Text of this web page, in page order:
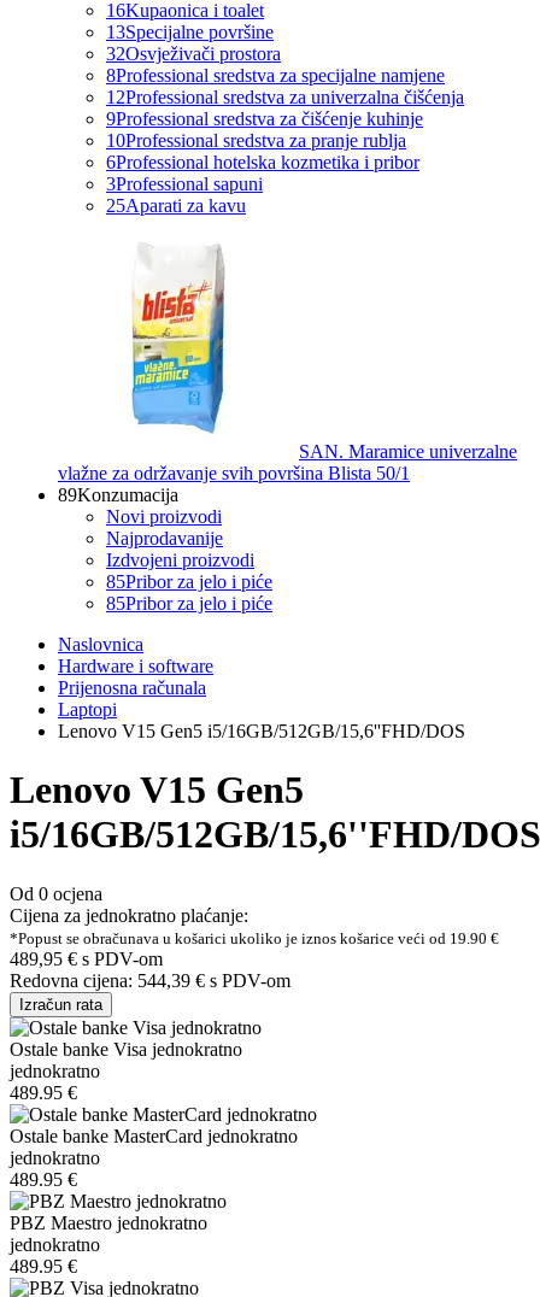
16Kupaonica i toalet
13Specijalne površine
32Osvježivači prostora
8Professional sredstva za specijalne namjene
12Professional sredstva za univerzalna čišćenja
9Professional sredstva za čišćenje kuhinje
10Professional sredstva za pranje rublja
6Professional hotelska kozmetika i pribor
3Professional sapuni
25Aparati za kavu
SAN. Maramice univerzalne
vlažne za održavanje svih površina Blista 50/1
89Konzumacija
Novi proizvodi
Najprodavanije
Izdvojeni proizvodi
85Pribor za jelo i piće
85Pribor za jelo i piće
Naslovnica
Hardware i software
Prijenosna računala
Laptopi
Lenovo V15 Gen5 i5/16GB/512GB/15,6''FHD/DOS
Lenovo V15 Gen5
i5/16GB/512GB/15,6''FHD/DOS
Od 0 ocjena
Cijena za jednokratno plaćanje:
*Popust se obračunava u košarici ukoliko je iznos košarice veći od 19.90 €
489,95 € s PDV-om
Redovna cijena: 544,39 € s PDV-om
Izračun rata
Ostale banke Visa jednokratno
jednokratno
489.95 €
Ostale banke MasterCard jednokratno
jednokratno
489.95 €
PBZ Maestro jednokratno
jednokratno
489.95 €